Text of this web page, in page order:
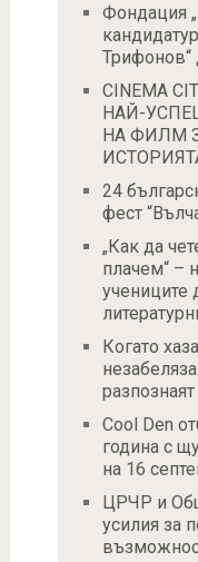
Фондация
Трифонов“
CINEMA
НАЙ-
НА ФИЛМ
24
фест
„Как да
плачем“ –
учениците
Когато
Cool Den
година с
на 16
​ЦРЧР и
усилия за